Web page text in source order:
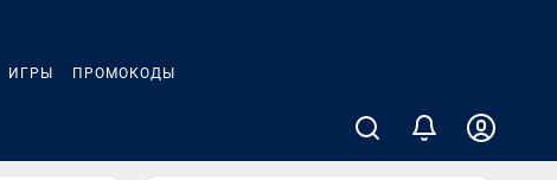
ИГРЫ ПРОМОКОДЫ